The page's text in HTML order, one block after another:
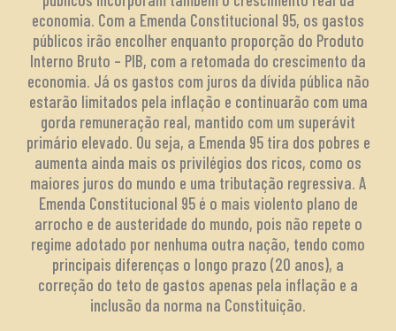
economia. Com a Emenda Constitucional 95, os gastos
públicos irão encolher enquanto proporção do Produto
Interno Bruto – PIB, com a retomada do crescimento da
economia. Já os gastos com juros da dívida pública não
estarão limitados pela inflação e continuarão com uma
gorda remuneração real, mantido com um superávit
primário elevado. Ou seja, a Emenda 95 tira dos pobres e
aumenta ainda mais os privilégios dos ricos, como os
maiores juros do mundo e uma tributação regressiva. A
Emenda Constitucional 95 é o mais violento plano de
arrocho e de austeridade do mundo, pois não repete o
regime adotado por nenhuma outra nação, tendo como
principais diferenças o longo prazo (20 anos), a
correção do teto de gastos apenas pela inflação e a
inclusão da norma na Constituição.